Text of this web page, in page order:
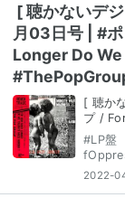
[ 聴かないデ
月03日号 | #
Longer Do
[ 聴か
プ /
#LP盤
2022-